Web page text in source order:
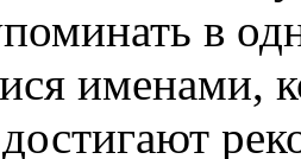
в
именами,